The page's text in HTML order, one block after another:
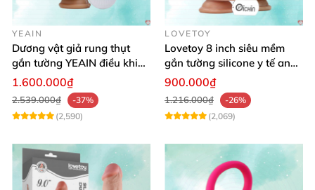
YEAIN
Dương vật giả rung thụt
gắn tường YEAIN điều khiển
từ xa
1.600.000₫
2.539.000₫
-37%
(2,590)
LOVETOY
Lovetoy 8 inch siêu mềm
gắn tường silicone y tế an
toàn
900.000₫
1.216.000₫
-26%
(2,069)